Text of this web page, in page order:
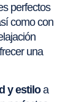
perfectos
como con
una
y estiloa